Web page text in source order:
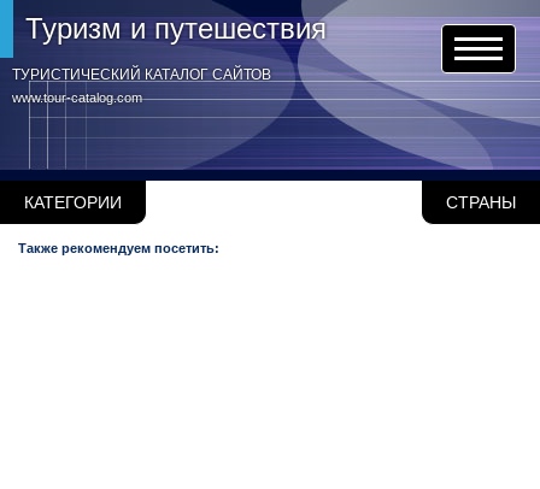
www.tour-catalog.com
Туризм и путешествия
ТУРИСТИЧЕСКИЙ КАТАЛОГ САЙТОВ
КАТЕГОРИИ СТРАНЫ
Также рекомендуем посетить: